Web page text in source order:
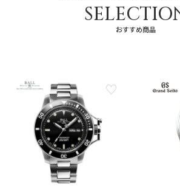
おすすめ商品